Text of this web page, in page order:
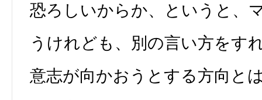
恐ろしいからか、というと、
うけれども、別の言い方をす
意志が向かおうとする方向と